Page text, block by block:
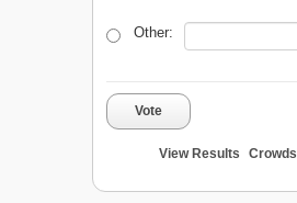
Other:
Vote
View Results